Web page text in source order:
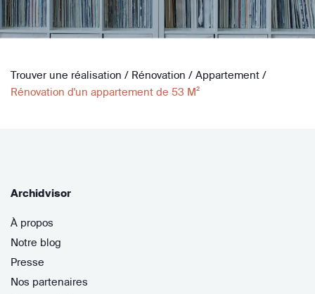
Trouver une réalisation / Rénovation / Appartement /
Rénovation d'un appartement de 53 M²
Archidvisor
À propos
Notre blog
Presse
Nos partenaires